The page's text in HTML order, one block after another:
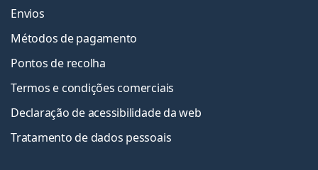
Multifocal?
ULTRA One Day Multifocal?
É um dispositivo médico. Consulte as instruções antes
de usar.
Envios
Métodos de pagamento
Pontos de recolha
Termos e condições comerciais
Declaração de acessibilidade da web
Tratamento de dados pessoais